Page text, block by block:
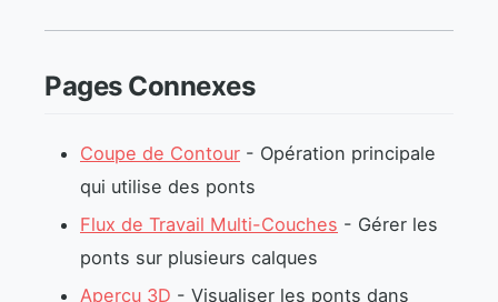
Pages Connexes
Coupe de Contour - Opération principale
qui utilise des ponts
Flux de Travail Multi-Couches - Gérer les
ponts sur plusieurs calques
Aperçu 3D - Visualiser les ponts dans